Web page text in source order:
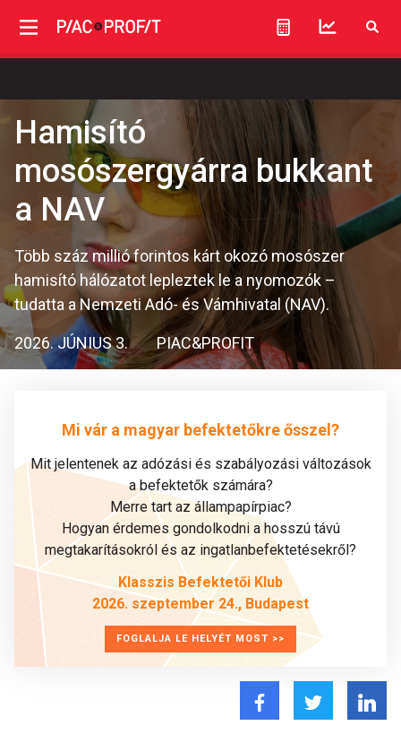
Hamisító
mosószergyárra bukkant
a NAV
Több száz millió forintos kárt okozó mosószer
hamisító hálózatot lepleztek le a nyomozók –
tudatta a Nemzeti Adó- és Vámhivatal (NAV).
2026. JÚNIUS 3. PIAC&PROFIT
Mi vár a magyar befektetőkre ősszel?
Mit jelentenek az adózási és szabályozási változások
a befektetők számára?
Merre tart az állampapírpiac?
Hogyan érdemes gondolkodni a hosszú távú
megtakarításokról és az ingatlanbefektetésekről?
Klasszis Befektetői Klub
2026. szeptember 24., Budapest
FOGLALJA LE HELYÉT MOST >>